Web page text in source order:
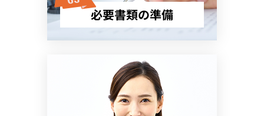
必要書類の準備